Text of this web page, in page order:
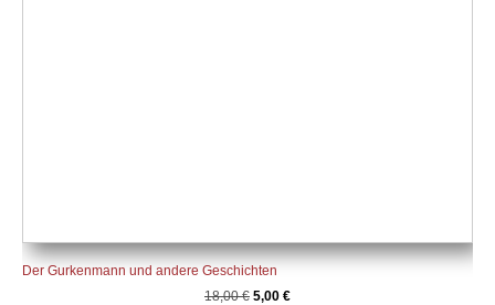
Der Gurkenmann und andere Geschichten
18,00€ 5,00 €